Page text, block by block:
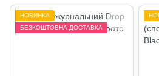
НОВИНКА
БЕЗКОШТОВНА ДОСТАВКА